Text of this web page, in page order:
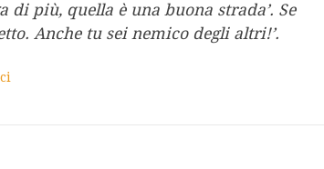
di più, quella è una buona strada’. Se
Anche tu sei nemico degli altri!’.